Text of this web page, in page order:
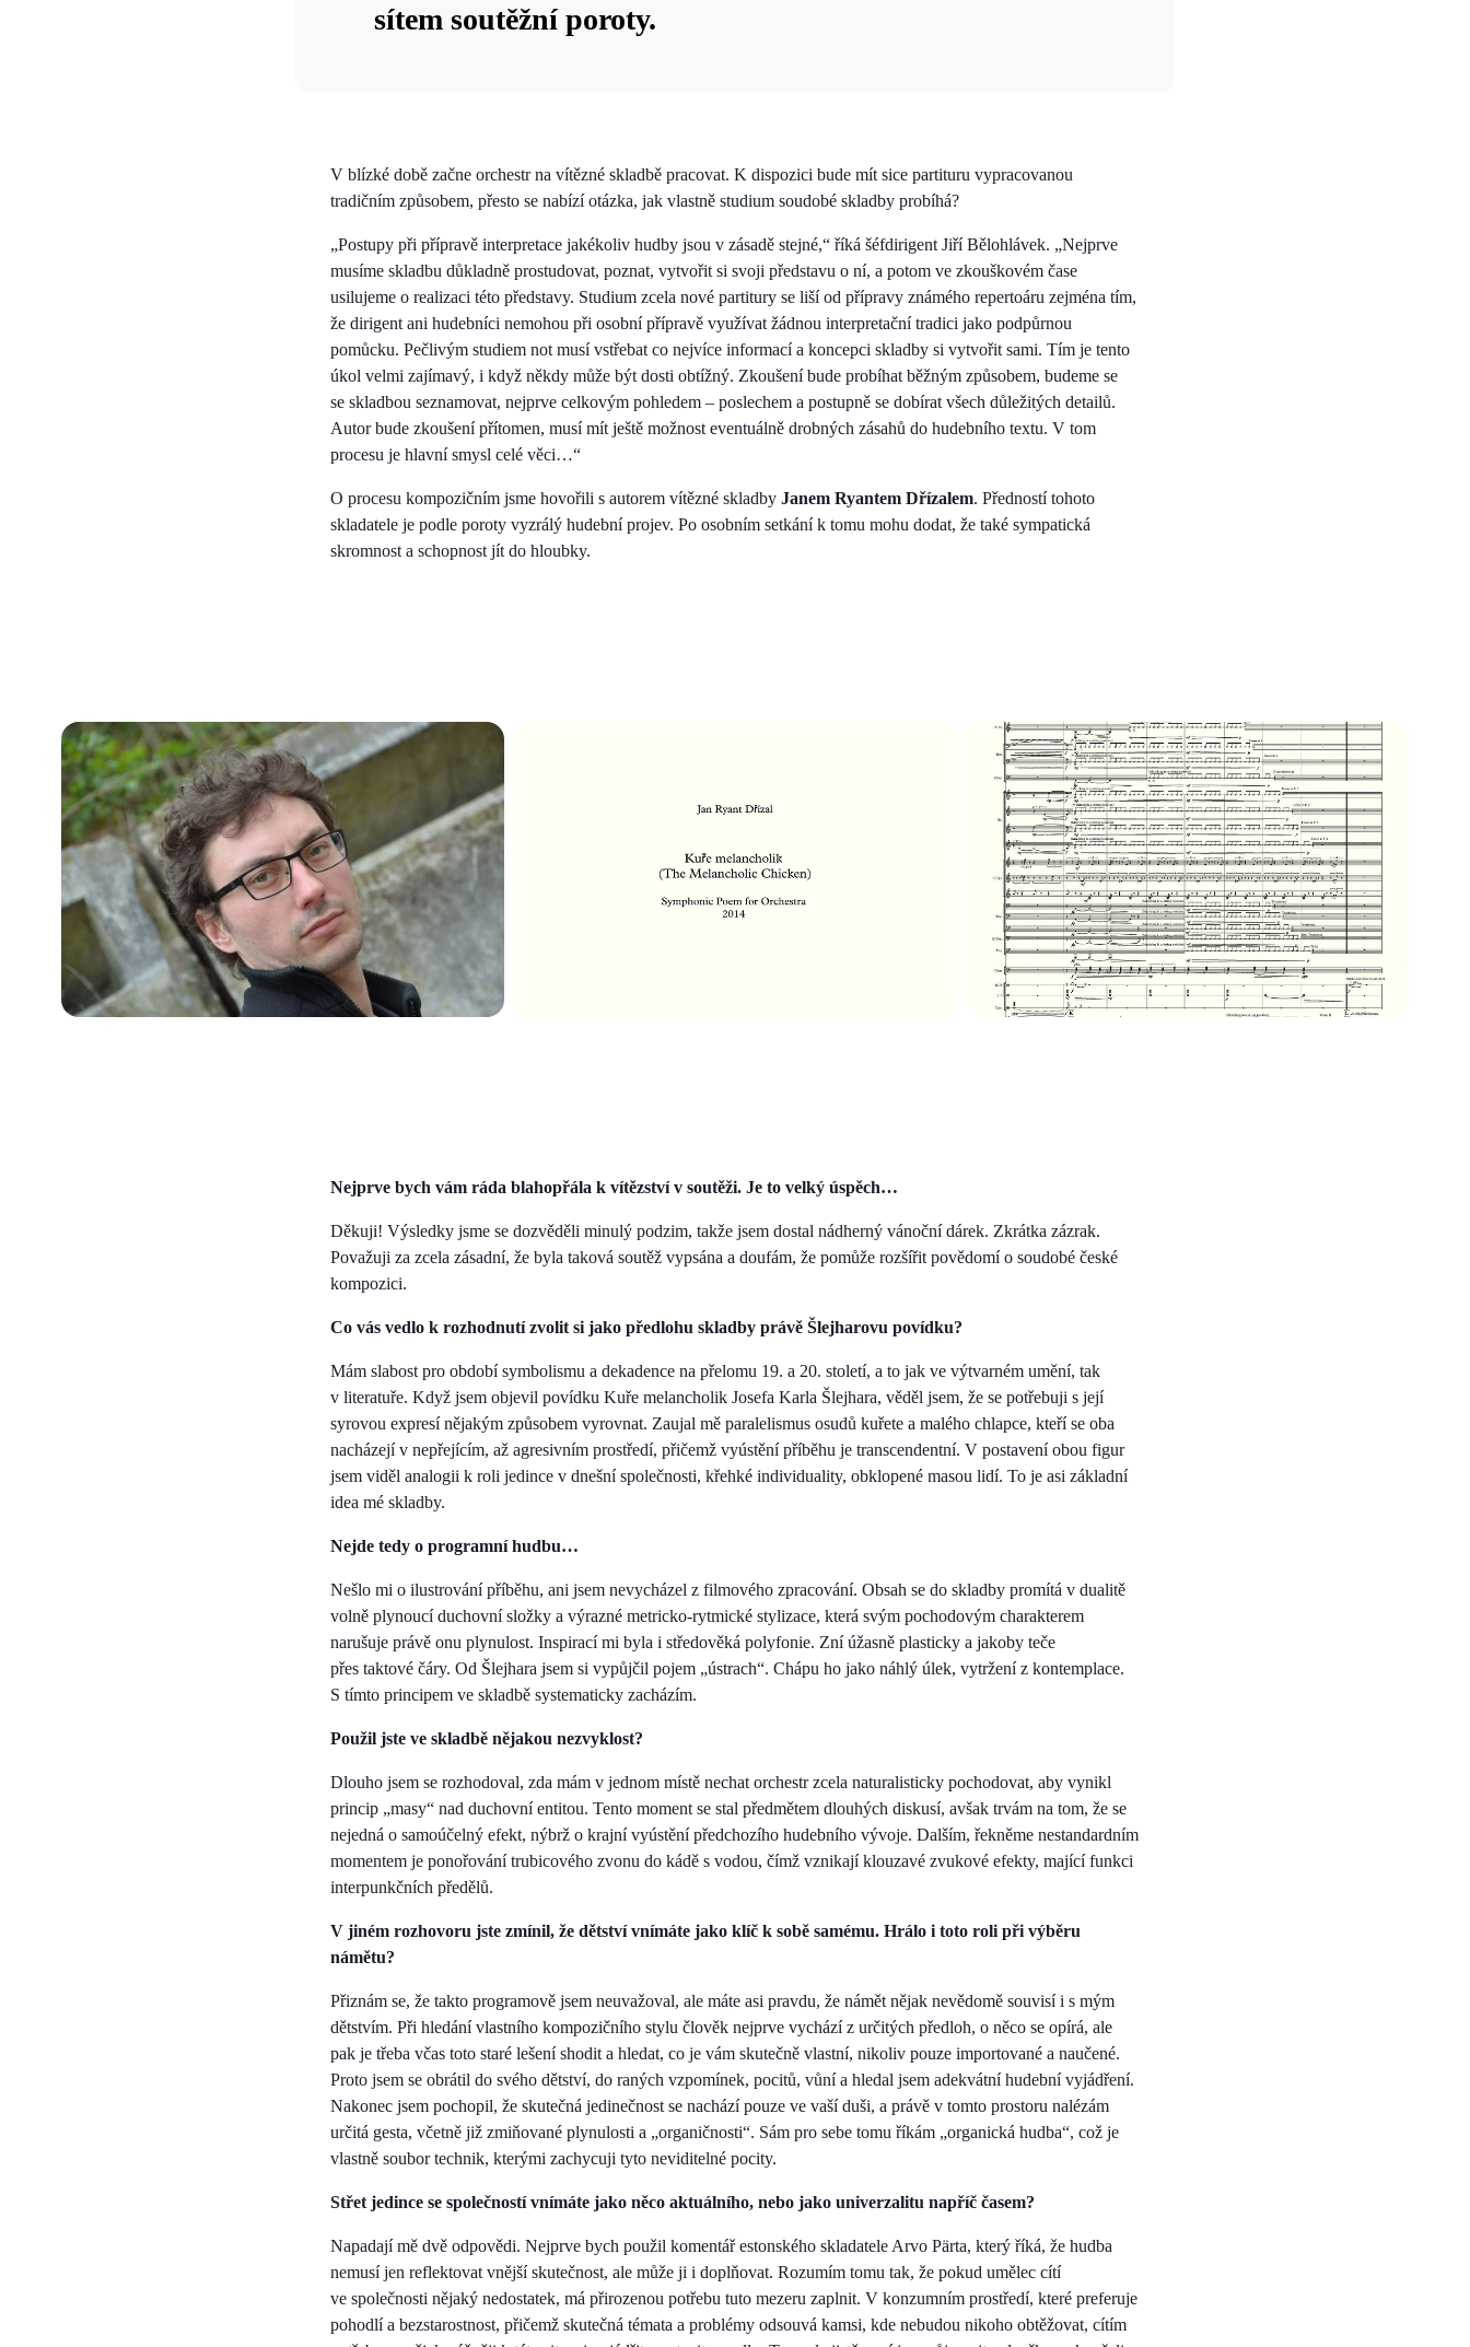
sítem soutěžní poroty.
V blízké době začne orchestr na vítězné skladbě pracovat. K dispozici bude mít sice partituru vypracovanou
tradičním způsobem, přesto se nabízí otázka, jak vlastně studium soudobé skladby probíhá?
„Postupy při přípravě interpretace jakékoliv hudby jsou v zásadě stejné,“ říká šéfdirigent Jiří Bělohlávek. „Nejprve
musíme skladbu důkladně prostudovat, poznat, vytvořit si svoji představu o ní, a potom ve zkouškovém čase
usilujeme o realizaci této představy. Studium zcela nové partitury se liší od přípravy známého repertoáru zejména tím,
že dirigent ani hudebníci nemohou při osobní přípravě využívat žádnou interpretační tradici jako podpůrnou
pomůcku. Pečlivým studiem not musí vstřebat co nejvíce informací a koncepci skladby si vytvořit sami. Tím je tento
úkol velmi zajímavý, i když někdy může být dosti obtížný. Zkoušení bude probíhat běžným způsobem, budeme se
se skladbou seznamovat, nejprve celkovým pohledem – poslechem a postupně se dobírat všech důležitých detailů.
Autor bude zkoušení přítomen, musí mít ještě možnost eventuálně drobných zásahů do hudebního textu. V tom
procesu je hlavní smysl celé věci…“
O procesu kompozičním jsme hovořili s autorem vítězné skladby Janem Ryantem Dřízalem. Předností tohoto
skladatele je podle poroty vyzrálý hudební projev. Po osobním setkání k tomu mohu dodat, že také sympatická
skromnost a schopnost jít do hloubky.
Nejprve bych vám ráda blahopřála k vítězství v soutěži. Je to velký úspěch…
Děkuji! Výsledky jsme se dozvěděli minulý podzim, takže jsem dostal nádherný vánoční dárek. Zkrátka zázrak.
Považuji za zcela zásadní, že byla taková soutěž vypsána a doufám, že pomůže rozšířit povědomí o soudobé české
kompozici.
Co vás vedlo k rozhodnutí zvolit si jako předlohu skladby právě Šlejharovu povídku?
Mám slabost pro období symbolismu a dekadence na přelomu 19. a 20. století, a to jak ve výtvarném umění, tak
v literatuře. Když jsem objevil povídku Kuře melancholik Josefa Karla Šlejhara, věděl jsem, že se potřebuji s její
syrovou expresí nějakým způsobem vyrovnat. Zaujal mě paralelismus osudů kuřete a malého chlapce, kteří se oba
nacházejí v nepřejícím, až agresivním prostředí, přičemž vyústění příběhu je transcendentní. V postavení obou figur
jsem viděl analogii k roli jedince v dnešní společnosti, křehké individuality, obklopené masou lidí. To je asi základní
idea mé skladby.
Nejde tedy o programní hudbu…
Nešlo mi o ilustrování příběhu, ani jsem nevycházel z filmového zpracování. Obsah se do skladby promítá v dualitě
volně plynoucí duchovní složky a výrazné metricko-rytmické stylizace, která svým pochodovým charakterem
narušuje právě onu plynulost. Inspirací mi byla i středověká polyfonie. Zní úžasně plasticky a jakoby teče
přes taktové čáry. Od Šlejhara jsem si vypůjčil pojem „ústrach“. Chápu ho jako náhlý úlek, vytržení z kontemplace.
S tímto principem ve skladbě systematicky zacházím.
Použil jste ve skladbě nějakou nezvyklost?
Dlouho jsem se rozhodoval, zda mám v jednom místě nechat orchestr zcela naturalisticky pochodovat, aby vynikl
princip „masy“ nad duchovní entitou. Tento moment se stal předmětem dlouhých diskusí, avšak trvám na tom, že se
nejedná o samoúčelný efekt, nýbrž o krajní vyústění předchozího hudebního vývoje. Dalším, řekněme nestandardním
momentem je ponořování trubicového zvonu do kádě s vodou, čímž vznikají klouzavé zvukové efekty, mající funkci
interpunkčních předělů.
V jiném rozhovoru jste zmínil, že dětství vnímáte jako klíč k sobě samému. Hrálo i toto roli při výběru
námětu?
Přiznám se, že takto programově jsem neuvažoval, ale máte asi pravdu, že námět nějak nevědomě souvisí i s mým
dětstvím. Při hledání vlastního kompozičního stylu člověk nejprve vychází z určitých předloh, o něco se opírá, ale
pak je třeba včas toto staré lešení shodit a hledat, co je vám skutečně vlastní, nikoliv pouze importované a naučené.
Proto jsem se obrátil do svého dětství, do raných vzpomínek, pocitů, vůní a hledal jsem adekvátní hudební vyjádření.
Nakonec jsem pochopil, že skutečná jedinečnost se nachází pouze ve vaší duši, a právě v tomto prostoru nalézám
určitá gesta, včetně již zmiňované plynulosti a „organičnosti“. Sám pro sebe tomu říkám „organická hudba“, což je
vlastně soubor technik, kterými zachycuji tyto neviditelné pocity.
Střet jedince se společností vnímáte jako něco aktuálního, nebo jako univerzalitu napříč časem?
Napadají mě dvě odpovědi. Nejprve bych použil komentář estonského skladatele Arvo Pärta, který říká, že hudba
nemusí jen reflektovat vnější skutečnost, ale může ji i doplňovat. Rozumím tomu tak, že pokud umělec cítí
ve společnosti nějaký nedostatek, má přirozenou potřebu tuto mezeru zaplnit. V konzumním prostředí, které preferuje
pohodlí a bezstarostnost, přičemž skutečná témata a problémy odsouvá kamsi, kde nebudou nikoho obtěžovat, cítím